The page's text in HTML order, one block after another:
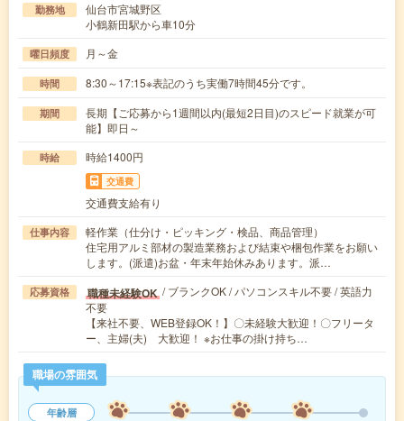
勤務地
仙台市宮城野区
小鶴新田駅から車10分
曜日頻度 月～金
時間 8:30～17:15※表記のうち実働7時間45分です。
期間
長期【ご応募から1週間以内(最短2日目)のスピード就業が可
能】即日～
時給 時給1400円
交通費
交通費支給有り
仕事内容
軽作業（仕分け・ピッキング・検品、商品管理）
住宅用アルミ部材の製造業務および結束や梱包作業をお願い
します。(派遣)お盆・年末年始休みあります。派…
応募資格 職種未経験OK / ブランクOK / パソコンスキル不要 / 英語力
不要
【来社不要、WEB登録OK！】〇未経験大歓迎！〇フリータ
ー、主婦(夫) 大歓迎！ ※お仕事の掛け持ち…
職場の雰囲気
年齢層